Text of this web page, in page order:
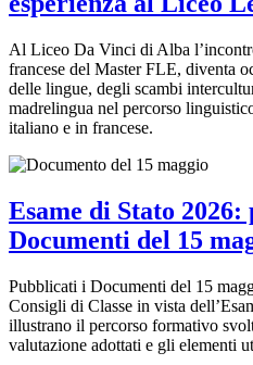
Al Liceo Da Vinci di Alba
francese del Master FLE, diventa
delle lingue, degli scambi
madrelingua nel percorso
italiano e in francese.
Esame di Stato
Documenti del 15
Pubblicati i Documenti del 15
Consigli di Classe in vista
illustrano il percorso formativo
valutazione adottati e gli elementi